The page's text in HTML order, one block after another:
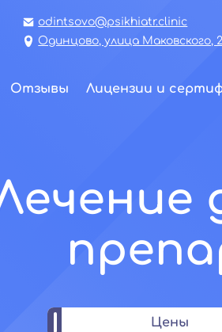
odintsovo@psikhiatr.clinic
Одинцово, улица Маковского,
Отзывы Лицензии и
Цены